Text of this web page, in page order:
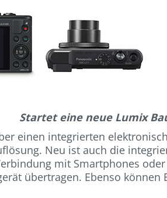
Startet eine neue Lumix
einen integrierten
Neu ist auch die
mit Smartphones
übertragen. Ebenso